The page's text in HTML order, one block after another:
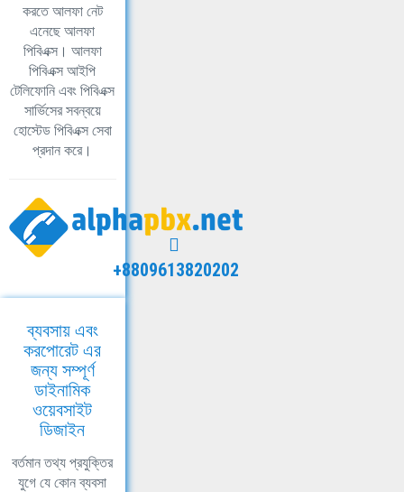
করতে আলফা নেট
এনেছে আলফা
পিবিএক্স। আলফা
পিবিএক্স আইপি
টেলিফোনি এবং পিবিএক্স
সার্ভিসের সবন্বয়ে
হোস্টেড পিবিএক্স সেবা
প্রদান করে।
+8809613820202
ব্যবসায় এবং
করপোরেট এর
জন্য সম্পূর্ণ
ডাইনামিক
ওয়েবসাইট
ডিজাইন
বর্তমান তথ্য প্রযুক্তির
যুগে যে কোন ব্যবসা